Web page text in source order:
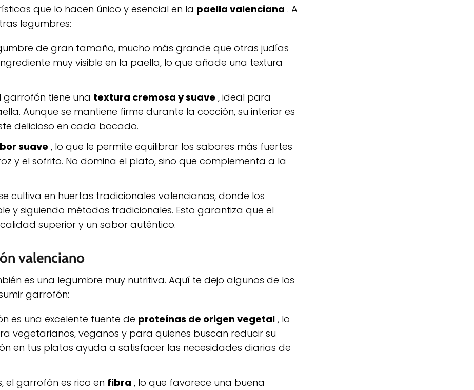
que lo hacen único y esencial en la paella valenciana . A
legumbres:
de gran tamaño, mucho más grande que otras judías
muy visible en la paella, lo que añade una textura
garrofón tiene una textura cremosa y suave , ideal para
Aunque se mantiene firme durante la cocción, su interior es
delicioso en cada bocado.
suave , lo que le permite equilibrar los sabores más fuertes
y el sofrito. No domina el plato, sino que complementa a la
cultiva en huertas tradicionales valencianas, donde los
y siguiendo métodos tradicionales. Esto garantiza que el
superior y un sabor auténtico.
valenciano
es una legumbre muy nutritiva. Aquí te dejo algunos de los
garrofón:
es una excelente fuente de proteínas de origen vegetal , lo
vegetarianos, veganos y para quienes buscan reducir su
en tus platos ayuda a satisfacer las necesidades diarias de
el garrofón es rico en fibra , lo que favorece una buena